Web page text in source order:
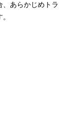
あらかじめトラ